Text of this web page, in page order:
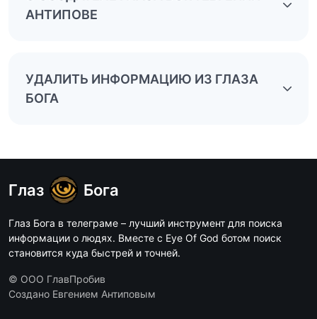
АНТИПОВЕ
УДАЛИТЬ ИНФОРМАЦИЮ ИЗ ГЛАЗА
БОГА
Глаз Бога
Глаз Бога в телеграме – лучший инструмент для поиска
информации о людях. Вместе с Eye Of God ботом поиск
становится куда быстрей и точней.
© ООО ГлавПробив
Создано Евгением Антиповым